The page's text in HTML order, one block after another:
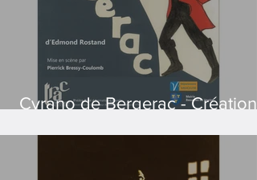
Cyrano de Bergerac - Création